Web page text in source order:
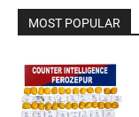
MOST POPULAR